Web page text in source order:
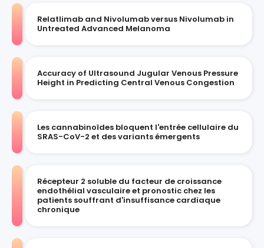
Relatlimab and Nivolumab versus Nivolumab in
Untreated Advanced Melanoma
Accuracy of Ultrasound Jugular Venous Pressure
Height in Predicting Central Venous Congestion
Les cannabinoïdes bloquent l'entrée cellulaire du
SRAS-CoV-2 et des variants émergents
Récepteur 2 soluble du facteur de croissance
endothélial vasculaire et pronostic chez les
patients souffrant d'insuffisance cardiaque
chronique